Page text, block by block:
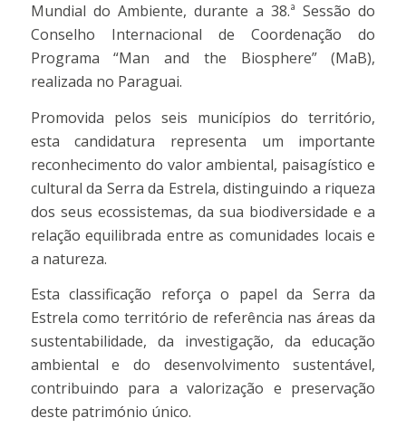
Mundial do Ambiente, durante a 38.ª Sessão do
Conselho Internacional de Coordenação do
Programa “Man and the Biosphere” (MaB),
realizada no Paraguai.
Promovida pelos seis municípios do território,
esta candidatura representa um importante
reconhecimento do valor ambiental, paisagístico e
cultural da Serra da Estrela, distinguindo a riqueza
dos seus ecossistemas, da sua biodiversidade e a
relação equilibrada entre as comunidades locais e
a natureza.
Esta classificação reforça o papel da Serra da
Estrela como território de referência nas áreas da
sustentabilidade, da investigação, da educação
ambiental e do desenvolvimento sustentável,
contribuindo para a valorização e preservação
deste património único.